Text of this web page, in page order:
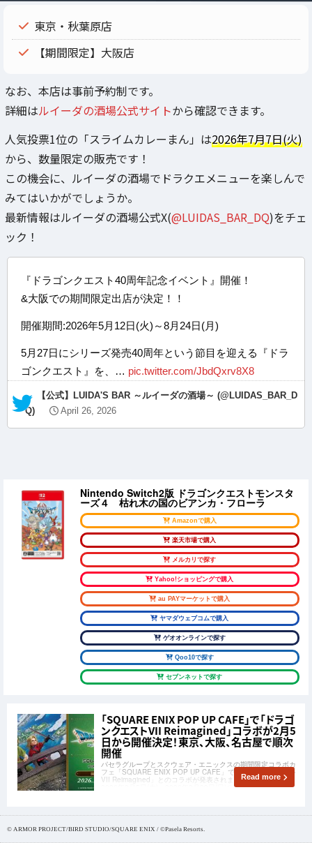
東京・秋葉原店
【期間限定】大阪店
なお、本店は事前予約制です。
詳細はルイーダの酒場公式サイトから確認できます。
人気投票1位の「スライムカレーまん」は2026年7月7日(火)
から、数量限定の販売です！
この機会に、ルイーダの酒場でドラクエメニューを楽しんで
みてはいかがでしょうか。
最新情報はルイーダの酒場公式X(@LUIDAS_BAR_DQ)をチェ
ック！
『ドラゴンクエスト40周年記念イベント』開催！
&大阪での期間限定出店が決定！！
開催期間:2026年5月12日(火)～8月24日(月)
5月27日にシリーズ発売40周年という節目を迎える『ドラ
ゴンクエスト』を、… pic.twitter.com/JbdQxrv8X8
— 【公式】LUIDA'S BAR ～ルイーダの酒場～ (@LUIDAS_BAR_D
Q)
April 26, 2026
Nintendo Switch2版 ドラゴンクエストモンスタ
ーズ４ 枯れ木の国のビアンカ・フローラ
Amazonで購入
楽天市場で購入
メルカリで探す
Yahoo!ショッピングで購入
au PAYマーケットで購入
ヤマダウェブコムで購入
ゲオオンラインで探す
Qoo10で探す
セブンネットで探す
「SQUARE ENIX POP UP CAFE」で「ドラゴ
ンクエストVII Reimagined」コラボが2月5
日から開催決定！東京、大阪、名古屋で順次
開催
パセラグループとスクウェア・エニックスの期間限定コラボカ
フェ「SQUARE ENIX POP UP CAFE」で「ドラゴンクエスト
VII Reimagined」とのコラボが発表されました。東京店で
2026年2月5日(木)～2026年3月29日(日)の期間に開催され、大
Read more
© ARMOR PROJECT/BIRD STUDIO/SQUARE ENIX / ©Pasela Resorts.